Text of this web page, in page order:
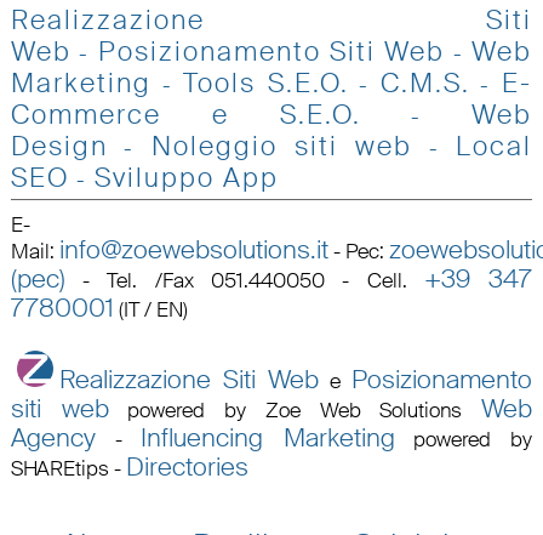
Realizzazione Siti
Web - Posizionamento Siti Web -Web
Marketing - Tools S.E.O. - C.M.S. - E-
Commerce e S.E.O.
-Web
Design
- Noleggio siti web - Local
SEO - Sviluppo App
E-
Mail: info@zoewebsolutions.it- Pec:
(pec) -Tel. /Fax 051.440050 - Cell. +39 347
7780001 (IT / EN)
Realizzazione Siti Web e Posizionamento
siti webpowered by Zoe Web SolutionsWeb
Agency- Influencing Marketing powered by
SHAREtips - Directories